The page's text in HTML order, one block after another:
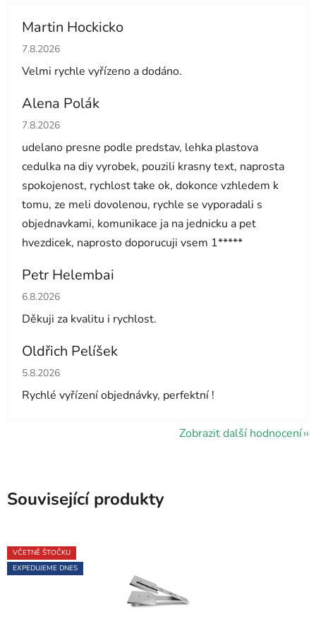
Martin Hockicko
Hodnocení obchodu je 5 z 5 hvězdiček.
7.8.2026
Velmi rychle vyřízeno a dodáno.
Alena Polák
Hodnocení obchodu je 5 z 5 hvězdiček.
7.8.2026
udelano presne podle predstav, lehka plastova
cedulka na diy vyrobek, pouzili krasny text, naprosta
spokojenost, rychlost take ok, dokonce vzhledem k
tomu, ze meli dovolenou, rychle se vyporadali s
objednavkami, komunikace ja na jednicku a pet
hvezdicek, naprosto doporucuji vsem 1*****
Petr Helembai
Hodnocení obchodu je 5 z 5 hvězdiček.
6.8.2026
Děkuji za kvalitu i rychlost.
Oldřich Pelíšek
Hodnocení obchodu je 5 z 5 hvězdiček.
5.8.2026
Rychlé vyřízení objednávky, perfektní !
Zobrazit další hodnocení
Související produkty
VČETNĚ ŠTOČKU
EXPEDUJEME DNES